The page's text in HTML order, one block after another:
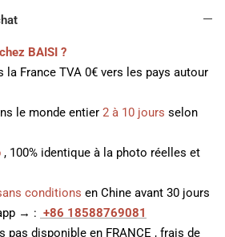
BAISI ?
la France TVA 0€ vers les pays autour
le monde entier 2 à 10 jours selon
, 100% identique à la photo réelles et
conditions en Chine avant 30 jours
→ : +86 18588769081
pas disponible en FRANCE , frais de